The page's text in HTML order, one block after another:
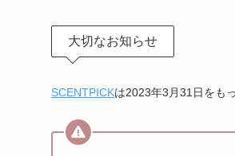
大切なお知らせ
SCENTPICKは2023年3月31日をも